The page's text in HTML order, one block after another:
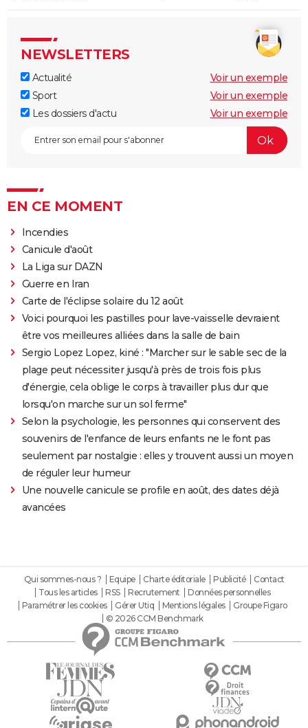
NEWSLETTERS
Actualité
Voir un exemple
Sport
Voir un exemple
Les dossiers d'actu
Voir un exemple
EN CE MOMENT
Incendies
Canicule d'août
La Liga sur DAZN
Guerre en Iran
Carte de l'éclipse solaire du 12 août
Voici pourquoi les pastilles pour lave-vaisselle devraient
être vos meilleures alliées dans la salle de bain
Sergio Lopez Lopez, kiné : "Marcher sur le sable sec de la
plage peut nécessiter jusqu'à près de trois fois plus
d'énergie, cela oblige le corps à travailler plus dur que
lorsqu'on marche sur un sol ferme"
Selon la psychologie, les personnes qui conservent des
souvenirs de l'enfance de leurs enfants ne le font pas
seulement par nostalgie : elles y trouvent aussi un moyen
de réguler leur humeur
Une nouvelle canicule se profile en août, des dates déjà
avancées
Qui sommes-nous ? Equipe Charte éditoriale Publicité
Contact
Tous les articles
RSS Recrutement
Données personnelles
Paramétrer les cookies
Gérer Utiq Mentions légales
Groupe Figaro
© 2026 CCM Benchmark